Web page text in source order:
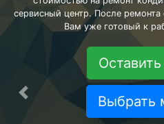
сервисный центр. После ремонта
Вам уже готовый к
Выбрать
Предыдущая